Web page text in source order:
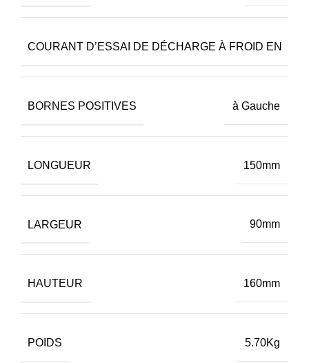
COURANT D’ESSAI DE DÉCHARGE À FROID EN
BORNES POSITIVES à Gauche
LONGUEUR 150mm
LARGEUR 90mm
HAUTEUR 160mm
POIDS 5.70Kg